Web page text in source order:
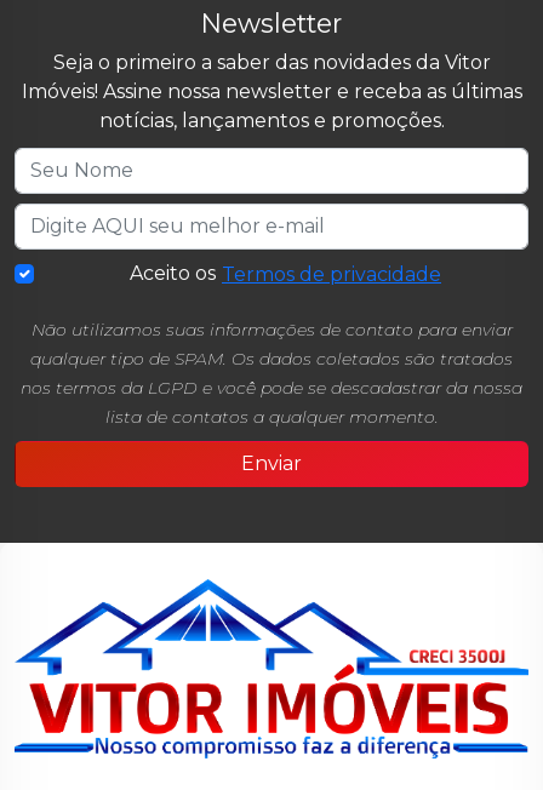
Newsletter
Seja o primeiro a saber das novidades da Vitor
Imóveis! Assine nossa newsletter e receba as últimas
notícias, lançamentos e promoções.
Aceito os Termos de privacidade
Não utilizamos suas informações de contato para enviar
qualquer tipo de SPAM. Os dados coletados são tratados
nos termos da LGPD e você pode se descadastrar da nossa
lista de contatos a qualquer momento.
Enviar